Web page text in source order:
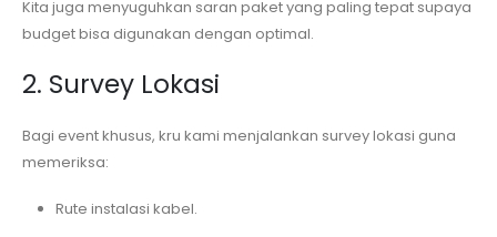
Kita juga menyuguhkan saran paket yang paling tepat supaya
budget bisa digunakan dengan optimal.
2. Survey Lokasi
Bagi event khusus, kru kami menjalankan survey lokasi guna
memeriksa:
Rute instalasi kabel.